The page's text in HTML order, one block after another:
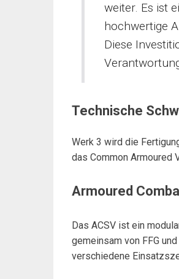
weiter. Es ist
hochwertige
Diese
Technische
Werk 3 wird die
das Common Armoured
Armoured
Das ACSV ist ein
gemeinsam von FFG und
verschiedene